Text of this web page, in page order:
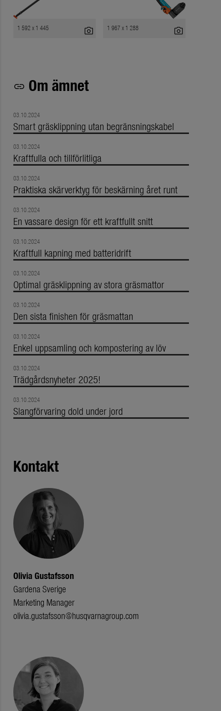
1 592 x 1 445 photo_camera 1 967 x 1 288 photo_camera
link Om ämnet
03.10.2024
Smart gräsklippning utan begränsningskabel
03.10.2024
Kraftfulla och tillförlitliga
03.10.2024
Praktiska skärverktyg för beskärning året runt
03.10.2024
En vassare design för ett kraftfullt snitt
03.10.2024
Kraftfull kapning med batteridrift
03.10.2024
Optimal gräsklippning av stora gräsmattor
03.10.2024
Den sista finishen för gräsmattan
03.10.2024
Enkel uppsamling och kompostering av löv
03.10.2024
Trädgårdsnyheter 2025!
03.10.2024
Slangförvaring dold under jord
Kontakt
Olivia Gustafsson
Gardena Sverige
Marketing Manager
olivia.gustafsson@husqvarnagroup.com